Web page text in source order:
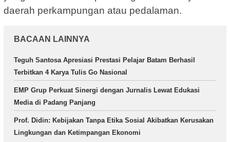
daerah perkampungan atau pedalaman.
BACAAN LAINNYA
Teguh Santosa Apresiasi Prestasi Pelajar Batam Berhasil
Terbitkan 4 Karya Tulis Go Nasional
EMP Grup Perkuat Sinergi dengan Jurnalis Lewat Edukasi
Media di Padang Panjang
Prof. Didin: Kebijakan Tanpa Etika Sosial Akibatkan Kerusakan
Lingkungan dan Ketimpangan Ekonomi